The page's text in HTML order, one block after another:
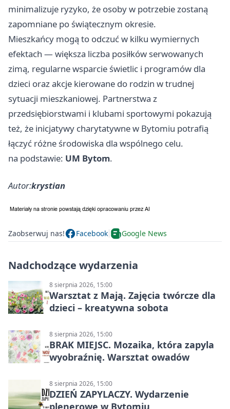
minimalizuje ryzyko, że osoby w potrzebie zostaną
zapomniane po świątecznym okresie.
Mieszkańcy mogą to odczuć w kilku wymiernych
efektach — większa liczba posiłków serwowanych
zimą, regularne wsparcie świetlic i programów dla
dzieci oraz akcje kierowane do rodzin w trudnej
sytuacji mieszkaniowej. Partnerstwa z
przedsiębiorstwami i klubami sportowymi pokazują
też, że inicjatywy charytatywne w Bytomiu potrafią
łączyć różne środowiska dla wspólnego celu.
na podstawie: UM Bytom.
Autor:krystian
Zaobserwuj nas! Facebook Google News
Nadchodzące wydarzenia
8 sierpnia 2026, 15:00
Warsztat z Mają. Zajęcia twórcze dla
dzieci – kreatywna sobota
8 sierpnia 2026, 15:00
BRAK MIEJSC. Mozaika, która zapyla
wyobraźnię. Warsztat owadów
8 sierpnia 2026, 15:00
DZIEŃ ZAPYLACZY. Wydarzenie
plenerowe w Bytomiu